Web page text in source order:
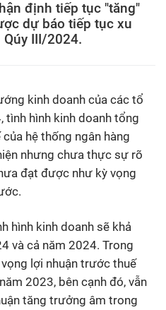
định tiếp tục "tăng"
dự báo tiếp tục xu
III/2024.
kinh doanh của các tổ
hình kinh doanh tổng
hệ thống ngân hàng
nhưng chưa thực sự rõ
đạt được như kỳ vọng
hình kinh doanh sẽ khả
và cả năm 2024. Trong
lợi nhuận trước thuế
2023, bên cạnh đó, vẫn
tăng trưởng âm trong